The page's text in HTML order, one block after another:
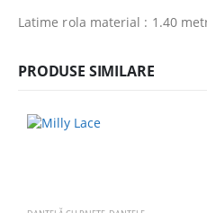
Latime rola material : 1.40
PRODUSE SIMILARE